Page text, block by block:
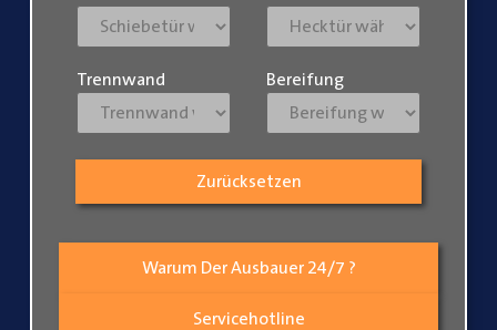
Warum Der Ausbauer 24/7 ?
Servicehotline
Trennwand Bereifung
Zurücksetzen